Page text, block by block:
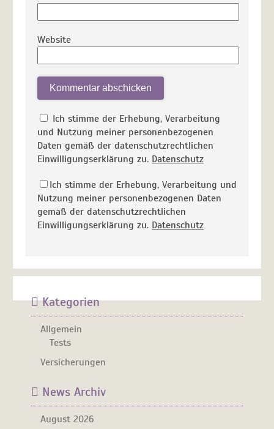
Website
Ich stimme der Erhebung, Verarbeitung
und Nutzung meiner personenbezogenen
Daten gemäß der datenschutzrechtlichen
Einwilligungserklärung zu. Datenschutz
Ich stimme der Erhebung, Verarbeitung und
Nutzung meiner personenbezogenen Daten
gemäß der datenschutzrechtlichen
Einwilligungserklärung zu. Datenschutz
Kategorien
Allgemein
Tests
Versicherungen
News Archiv
August 2026